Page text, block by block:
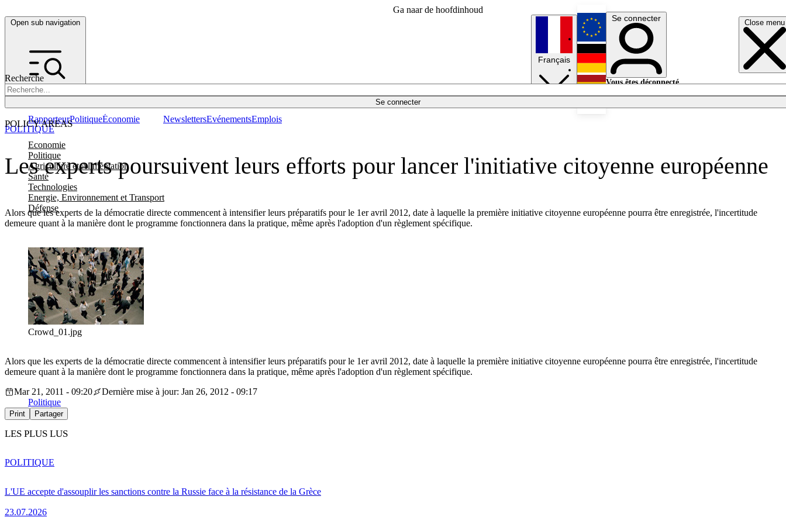
Ga naar de hoofdinhoud
Open sub navigation Close menu
Recherche
Se connecter
POLICY AREAS
Economie
Politique
Agriculture et Alimentation
Santé
Technologies
Energie, Environnement et Transport
Défense
RapporteurPolitiqueÉconomie NewslettersEvénementsEmplois
Français
English
Deutsch
Se connecter
Vous êtes déconnecté.
Les experts poursuivent leurs efforts pour lancer l'initiative citoyenne européenne
Alors que les experts de la démocratie directe commencent à intensifier leurs préparatifs pour le 1er avril 2012, date à laquelle la première initiative citoyenne européenne pourra être enregistrée, l'incertitude
demeure quant à la manière dont le programme fonctionnera dans la pratique, même après l'adoption d'un règlement spécifique.
POLITIQUE
Crowd_01.jpg
Alors que les experts de la démocratie directe commencent à intensifier leurs préparatifs pour le 1er avril 2012, date à laquelle la première initiative citoyenne européenne pourra être enregistrée, l'incertitude
demeure quant à la manière dont le programme fonctionnera dans la pratique, même après l'adoption d'un règlement spécifique.
Mar 21, 2011 - 09:20
Dernière mise à jour: Jan 26, 2012 - 09:17
Politique
Print Partager
LES PLUS LUS
L'UE accepte d'assouplir les sanctions contre la Russie face à la résistance de la Grèce
23.07.2026
POLITIQUE